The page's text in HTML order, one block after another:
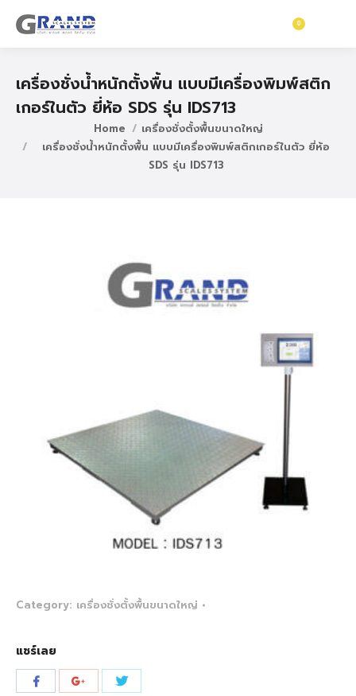
0
เครื่องชั่งน้ำหนักตั้งพื้น แบบมีเครื่องพิมพ์สติก
เกอร์ในตัว ยี่ห้อ SDS รุ่น IDS713
Home
เครื่องชั่งตั้งพื้นขนาดใหญ่
เครื่องชั่งน้ำหนักตั้งพื้น แบบมีเครื่องพิมพ์สติกเกอร์ในตัว ยี่ห้อ
SDS รุ่น IDS713
Category: เครื่องชั่งตั้งพื้นขนาดใหญ่
แชร์เลย
Share
Share